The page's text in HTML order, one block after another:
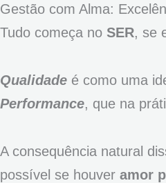
Gestão com Alma:
Tudo começa no SER, se
Qualidade é como uma
Performance, que na
A consequência natural
possível se houver amor